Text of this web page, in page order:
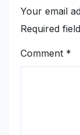
Your email
Required
Comment *